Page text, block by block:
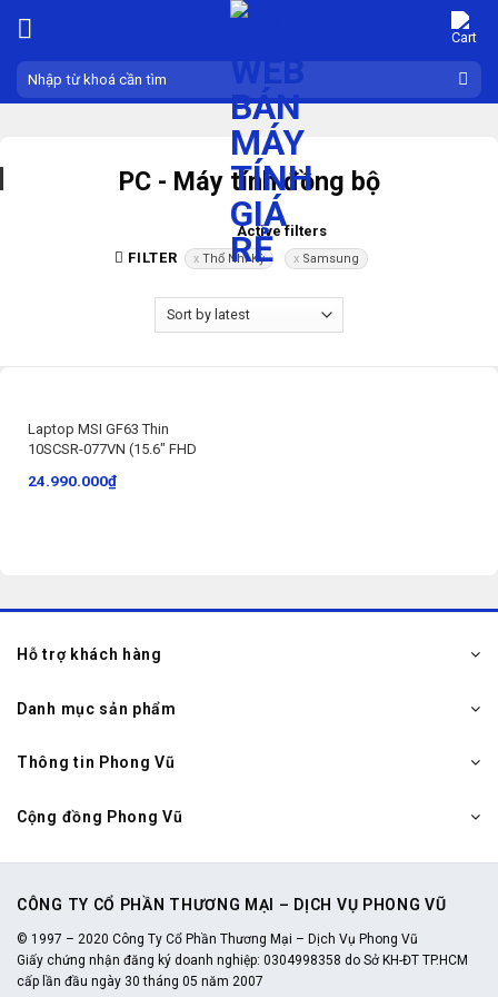
content
Search
for:
PC - Máy tính đồng bộ
FILTER
Active filters
Thổ Nhĩ Kỳ Samsung
Laptop MSI GF63 Thin
10SCSR-077VN (15.6″ FHD
24.990.000₫
Hỗ trợ khách hàng
Danh mục sản phẩm
Thông tin Phong Vũ
Cộng đồng Phong Vũ
CÔNG TY CỔ PHẦN THƯƠNG MẠI – DỊCH VỤ PHONG VŨ
© 1997 – 2020 Công Ty Cổ Phần Thương Mại – Dịch Vụ Phong Vũ
Giấy chứng nhận đăng ký doanh nghiệp: 0304998358 do Sở KH-ĐT TP.HCM
cấp lần đầu ngày 30 tháng 05 năm 2007